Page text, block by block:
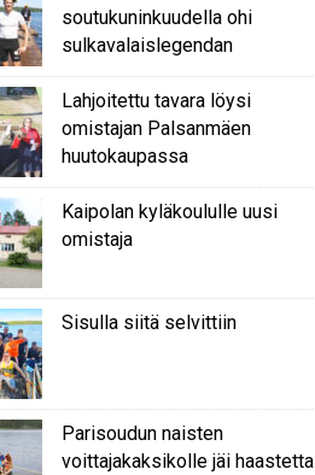
soutukuninkuudella ohi
sulkavalaislegendan
Lahjoitettu tavara löysi
omistajan Palsanmäen
huutokaupassa
Kaipolan kyläkoululle uusi
omistaja
Sisulla siitä selvittiin
Parisoudun naisten
voittajakaksikolle jäi haastetta